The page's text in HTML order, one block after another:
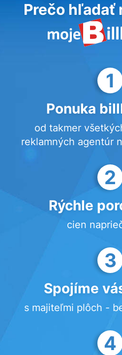
Prečo hľadať
1
Ponuka
od takmer
reklamných agentúr
2
Rýchle
cien
3
Spojíme
s majiteľmi plôch -
4